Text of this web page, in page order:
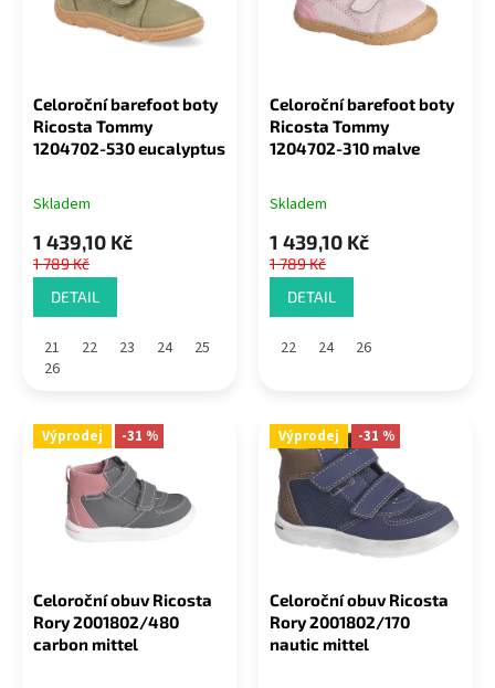
Celoroční barefoot boty
Ricosta Tommy
1204702-530 eucalyptus
Skladem
1 439,10 Kč
1 789 Kč
DETAIL
21 22 23 24
25
26
Celoroční barefoot boty
Ricosta Tommy
1204702-310 malve
Skladem
1 439,10 Kč
1 789 Kč
DETAIL
22 24 26
Výprodej -31 %
Celoroční obuv Ricosta
Rory 2001802/480
carbon mittel
Výprodej -31 %
Celoroční obuv Ricosta
Rory 2001802/170
nautic mittel